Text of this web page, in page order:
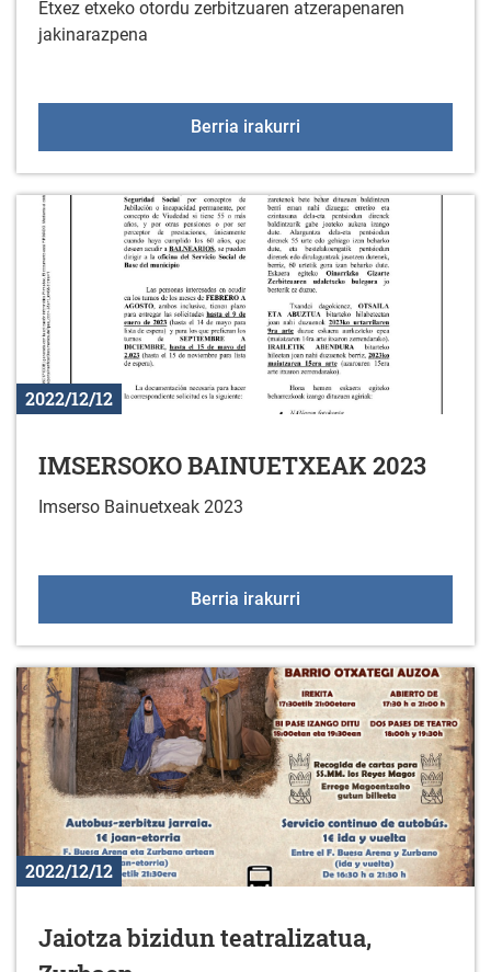
Etxez etxeko otordu zerbitzuaren atzerapenaren
jakinarazpena
Berria irakurri
2022/12/12
IMSERSOKO BAINUETXEAK 2023
Imserso Bainuetxeak 2023
Berria irakurri
2022/12/12
Jaiotza bizidun teatralizatua,